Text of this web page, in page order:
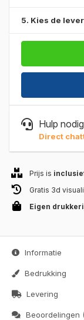
5. Kies de
Hulp
Direct
Prijs is
Gratis 3d
Eigen
Informatie
Bedrukking
Levering
Beoordelingen